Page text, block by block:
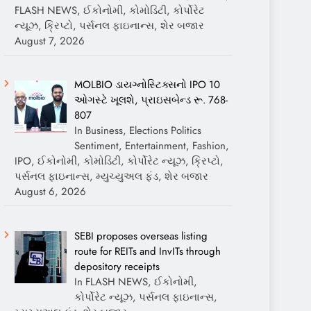
FLASH NEWS, ઈકોનોમી, કોમોડિટી, કોર્પોરેટ
ન્યૂઝ, ક્રિપ્ટો, પર્સનલ ફાઇનાન્સ, શેર બજાર
August 7, 2026
MOLBIO ડાયગ્નોસ્ટિક્સનો IPO 10
ઓગસ્ટે ખૂલશે, પ્રાઇસબેન્ડ રૂ. 768-
807
In Business, Elections Politics
Sentiment, Entertainment, Fashion,
IPO, ઈકોનોમી, કોમોડિટી, કોર્પોરેટ ન્યૂઝ, ક્રિપ્ટો,
પર્સનલ ફાઇનાન્સ, મ્યુચ્યુઅલ ફંડ, શેર બજાર
August 6, 2026
SEBI proposes overseas listing
route for REITs and InvITs through
depository receipts
In FLASH NEWS, ઈકોનોમી,
કોર્પોરેટ ન્યૂઝ, પર્સનલ ફાઇનાન્સ,